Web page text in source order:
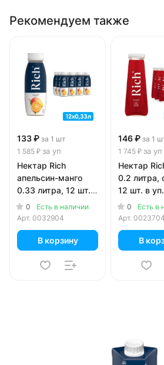
Рекомендуем также
133 ₽ за 1 шт
1 585 ₽ за уп
Нектар Rich
апельсин-манго
0.33 литра, 12 шт. в
уп.0
Есть в наличии
Арт. 0032904
В корзину
146 ₽ за 1
1 745 ₽ за уп
Нектар
0.2 литра,
12 шт. в уп.
0
Есть в
Арт. 0023704
В